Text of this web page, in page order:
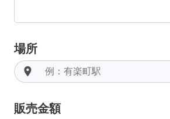
場所
room
販売金額